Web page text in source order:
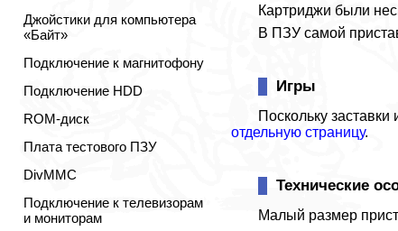
Джойстики для компьютера
«Байт»
Подключение к магнитофону
Подключение HDD
ROM-диск
Плата тестового ПЗУ
DivMMC
Подключение к телевизорам
и мониторам
Картриджи были
В ПЗУ самой
Игры
Поскольку
отдельную страницу.
Технические
Малый размер